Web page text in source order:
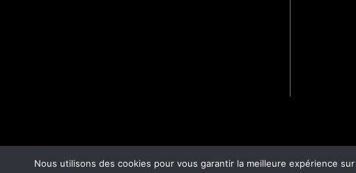
SCODIF © 2024
Nous utilisons des cookies pour vous garantir la meilleure expérience